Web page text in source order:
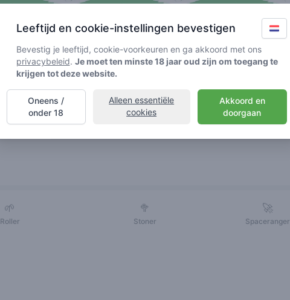
Vrienden
🌱
Roller
🥦
Stoner
🚀
Spaceranger
Leeftijd en cookie-instellingen bevestigen
Bevestig je leeftijd, cookie-voorkeuren en ga akkoord met ons
privacybeleid. Je moet ten minste 18 jaar oud zijn om toegang te
krijgen tot deze website.
Akkoord en
doorgaan
Alleen essentiële
cookies
Oneens /
onder 18